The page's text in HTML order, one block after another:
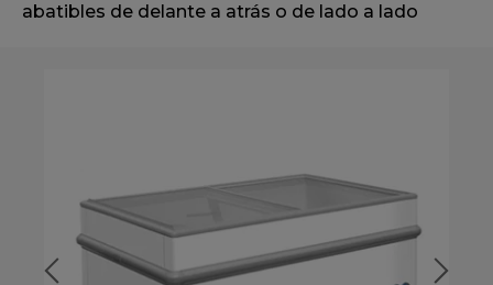
abatibles de delante a atrás o de lado a lado